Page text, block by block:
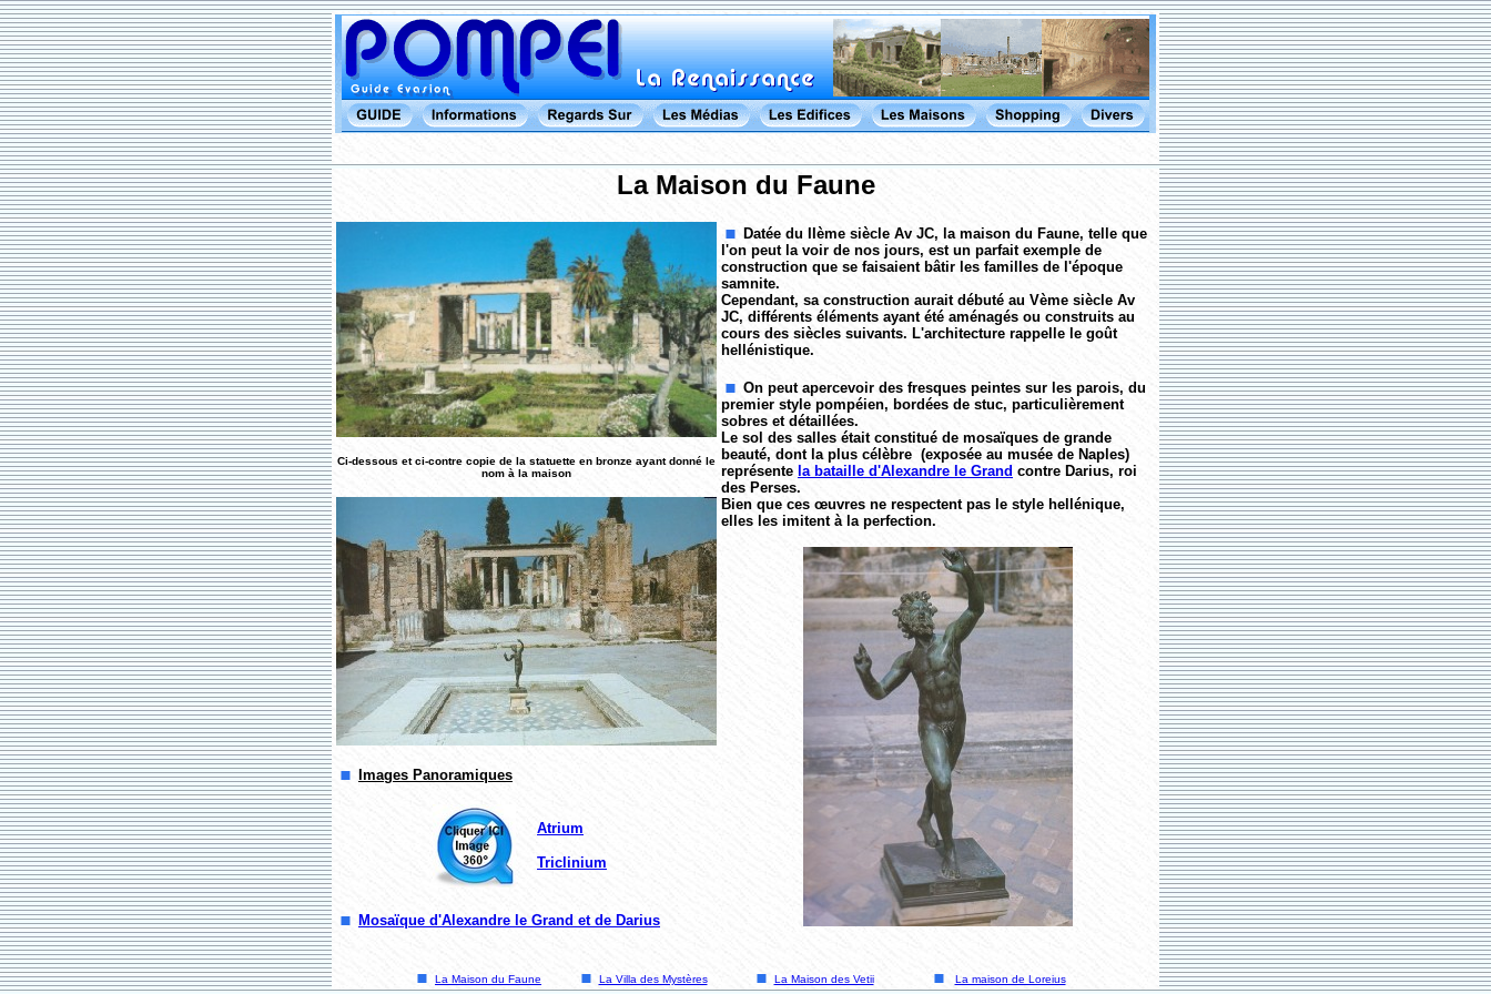
La Maison du Faune
Ci-dessous et ci-contre copie de la statuette en bronze ayant donné le
nom à la maison
Images Panoramiques
Atrium
Triclinium
Mosaïque d'Alexandre le Grand et de Darius
Datée du IIème siècle Av JC, la maison du Faune, telle que
l'on peut la voir de nos jours, est un parfait exemple de
construction que se faisaient bâtir les familles de l'époque
samnite.
Cependant, sa construction aurait débuté au Vème siècle Av
JC, différents éléments ayant été aménagés ou construits au
cours des siècles suivants. L'architecture rappelle le goût
hellénistique.
On peut apercevoir des fresques peintes sur les parois, du
premier style pompéien, bordées de stuc, particulièrement
sobres et détaillées.
Le sol des salles était constitué de mosaïques de grande
beauté, dont la plus célèbre (exposée au musée de Naples)
représente la bataille d'Alexandre le Grand contre Darius, roi
des Perses.
Bien que ces œuvres ne respectent pas le style hellénique,
elles les imitent à la perfection.
La Maison du Faune La Villa des Mystères La Maison des Vetii La maison de Loreius